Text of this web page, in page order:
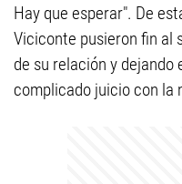
Hay que esperar". De
Viciconte pusieron fin al
de su relación y dejando
complicado juicio con la